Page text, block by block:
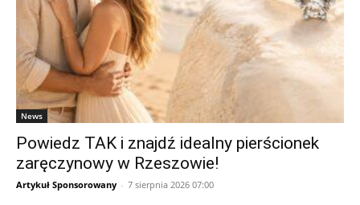
News
Powiedz TAK i znajdź idealny pierścionek
zaręczynowy w Rzeszowie!
Artykuł Sponsorowany - 7 sierpnia 2026 07:00